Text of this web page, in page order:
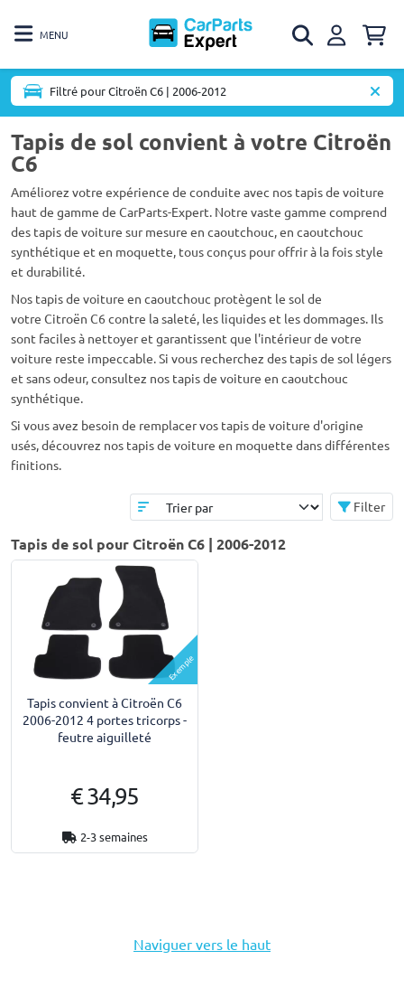
MENU
Filtré pour Citroën C6 | 2006-2012
Tapis de sol convient à votre Citroën
C6
Améliorez votre expérience de conduite avec nos tapis de voiture
haut de gamme de CarParts-Expert. Notre vaste gamme comprend
des tapis de voiture sur mesure en caoutchouc, en caoutchouc
synthétique et en moquette, tous conçus pour offrir à la fois style
et durabilité.
Nos tapis de voiture en caoutchouc protègent le sol de
votre Citroën C6 contre la saleté, les liquides et les dommages. Ils
sont faciles à nettoyer et garantissent que l'intérieur de votre
voiture reste impeccable. Si vous recherchez des tapis de sol légers
et sans odeur, consultez nos tapis de voiture en caoutchouc
synthétique.
Si vous avez besoin de remplacer vos tapis de voiture d'origine
usés, découvrez nos tapis de voiture en moquette dans différentes
finitions.
Filter
Tapis de sol pour Citroën C6 | 2006-2012
Exemple
Tapis convient à Citroën C6
2006-2012 4 portes tricorps -
feutre aiguilleté
€ 34,95
2-3 semaines
Naviguer vers le haut